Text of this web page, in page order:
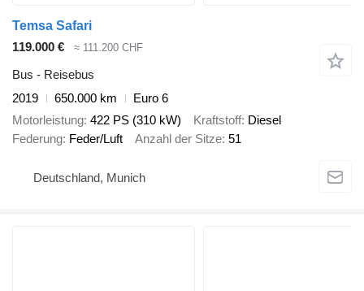
Temsa Safari
119.000 €
≈ 111.200 CHF
Bus - Reisebus
2019
650.000 km
Euro 6
Motorleistung 422 PS (310 kW) Kraftstoff Diesel
Federung Feder/Luft Anzahl der Sitze 51
Deutschland, Munich